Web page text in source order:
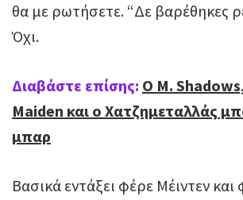
θα με ρωτήσετε. “Δε βαρέθηκες
Όχι.
Διαβάστε επίσης: O M.
Maiden και ο Χατζημεταλλάς
μπαρ
Βασικά εντάξει φέρε Μέιντεν και